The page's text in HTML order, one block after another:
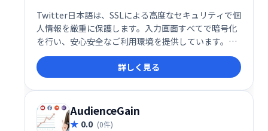
Twitter日本語は、SSLによる高度なセキュリティで個
人情報を厳重に保護します。入力画面すべてで暗号化
を行い、安心安全なご利用環境を提供しています。安
心してご利用ください。
詳しく見る
AudienceGain
0.0 (0件)